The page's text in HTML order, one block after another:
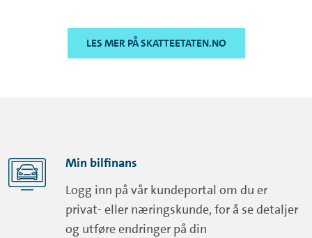
LES MER PÅ SKATTEETATEN.NO
Min bilfinans
Logg inn på vår kundeportal om du er
privat- eller næringskunde, for å se detaljer
og utføre endringer på din